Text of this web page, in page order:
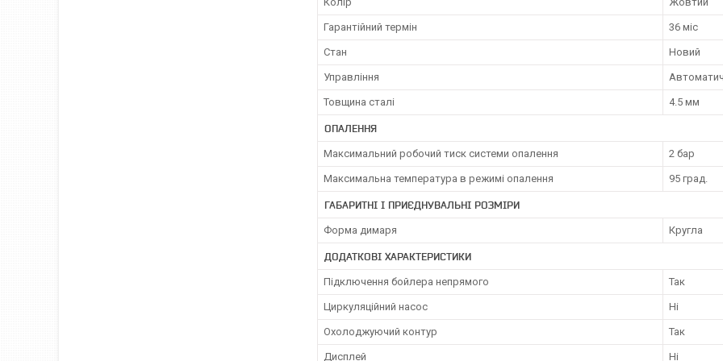
Гарантійний термін 36 міс
Стан Новий
Управління
Товщина сталі 4.5 мм
ОПАЛЕННЯ
Максимальний робочий тиск системи опалення 2 бар
Максимальна температура в режимі опалення 95 град.
ГАБАРИТНІ І ПРИЄДНУВАЛЬНІ РОЗМІРИ
Форма димаря Кругла
ДОДАТКОВІ ХАРАКТЕРИСТИКИ
Підключення бойлера непрямого Так
Циркуляційний насос Ні
Охолоджуючий контур Так
Дисплей Ні